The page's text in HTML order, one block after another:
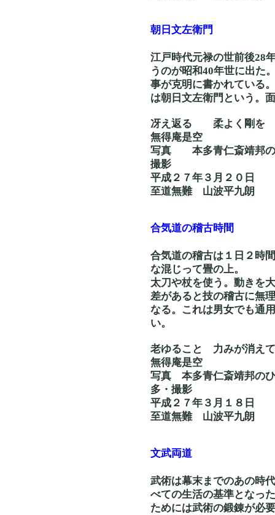
朝日文左衛門
江戸時代元禄の世前後28
うのが昭和40年世に出た
事が克明に書かれている
は朝日文左衛門という。
冴え返る 柔よく
無得庵是空
写真 本多青仁斎靖
撮影
平成２７年３月２０日
至道無難 山波平九朗
合気道の稽古時間
合気道の稽古は１日２時
な混じって畳の上。
太刀や杖を使う。動きを
差があると技の稽古に無
なる。これは男女でも通
い。
老ゆること 力みが
無得庵是空
写真 本多青仁斎靖
多・撮影
平成２７年３月１８日
至道無難 山波平九朗
文武両道
武術は幕末までのあの時
べての生活の基準となっ
ためには武術の鍛錬が必